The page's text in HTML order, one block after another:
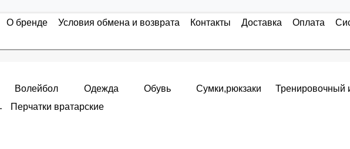
О бренде Условия обмена и возврата Контакты Доставка Оплата
Волейбол Одежда Обувь Сумки,рюкзаки
Тренировочный
Перчатки вратарские